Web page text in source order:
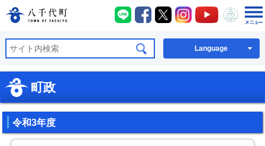
八千代町公式ホームページ
八千代町LINE
八千代町Facebook
八千代町X八千代町Instagram
八千代町
八千
Language
町政
令和3年度